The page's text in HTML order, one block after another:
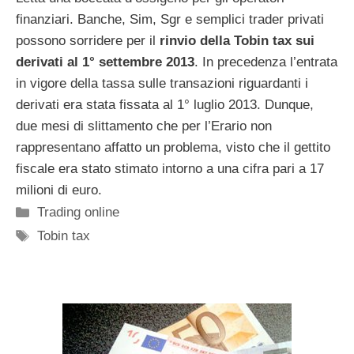
finanziari. Banche, Sim, Sgr e semplici trader privati
possono sorridere per il rinvio della Tobin tax sui
derivati al 1° settembre 2013. In precedenza l’entrata
in vigore della tassa sulle transazioni riguardanti i
derivati era stata fissata al 1° luglio 2013. Dunque,
due mesi di slittamento che per l’Erario non
rappresentano affatto un problema, visto che il gettito
fiscale era stato stimato intorno a una cifra pari a 17
milioni di euro.
Categorie
Trading online
Tag
Tobin tax